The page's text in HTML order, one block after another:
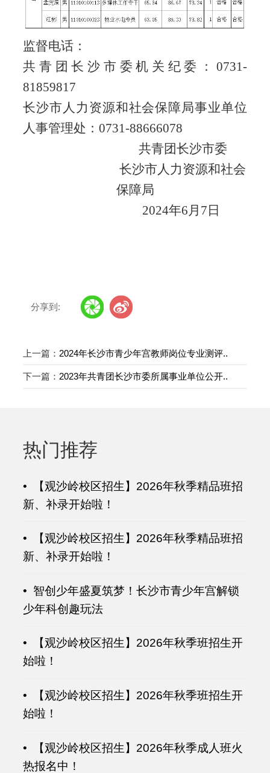
监督电话：
共青团长沙市委机关纪委：0731-
81859817
长沙市人力资源和社会保障局事业单位
人事管理处：0731-88666078
共青团长沙市委
长沙市人力资源和社会
保障局
2024年6月7日
分享到:
上一篇： 2024年长沙市青少年宫教师岗位专业测评..
下一篇： 2023年共青团长沙市委所属事业单位公开..
热门推荐
• 【观沙岭校区招生】2026年秋季精品班招
新、补录开始啦！
• 【观沙岭校区招生】2026年秋季精品班招
新、补录开始啦！
• 智创少年盛夏筑梦！长沙市青少年宫解锁
少年科创趣玩法
• 【观沙岭校区招生】2026年秋季班招生开
始啦！
• 【观沙岭校区招生】2026年秋季班招生开
始啦！
• 【观沙岭校区招生】2026年秋季成人班火
热报名中！